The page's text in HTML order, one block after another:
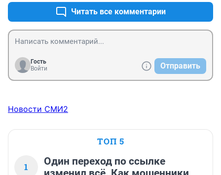
Читать все комментарии
Гость
Войти
Отправить
Новости СМИ2
ТОП 5
1
Один переход по ссылке